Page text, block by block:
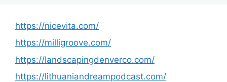
https://nicevita.com/
https://milligroove.com/
https://landscapingdenverco.com/
https://lithuaniandreampodcast.com/